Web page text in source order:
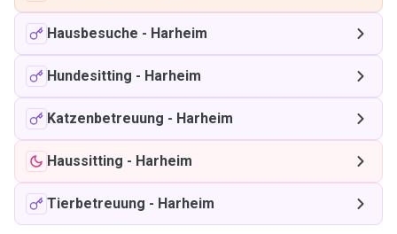
Hausbesuche - Harheim
Hundesitting - Harheim
Katzenbetreuung - Harheim
Haussitting - Harheim
Tierbetreuung - Harheim